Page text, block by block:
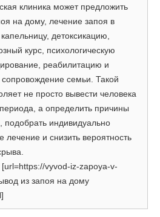
клиника может предложить
на дому, лечение запоя в
детоксикацию,
курс, психологическую
реабилитацию и
семьи. Такой
не просто вывести человека
а определить причины
подобрать индивидуально
лечение и снизить вероятность
vyvod-iz-zapoya-v-
из запоя на дому